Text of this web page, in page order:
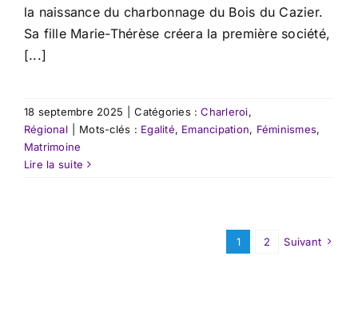
la naissance du charbonnage du Bois du Cazier.
Sa fille Marie-Thérèse créera la première société,
[...]
18 septembre 2025 Catégories :Charleroi,
Régional
Mots-clés : Egalité, Emancipation, Féminismes,
Matrimoine
Lire la suite
1 2 Suivant